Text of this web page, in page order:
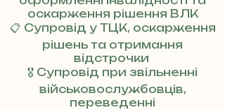
оскарження рішення ВЛК
📋 Супровід у ТЦК, оскарження
рішень та отримання
відстрочки
🎖 Супровід при звільненні
військовослужбовців,
переведенні